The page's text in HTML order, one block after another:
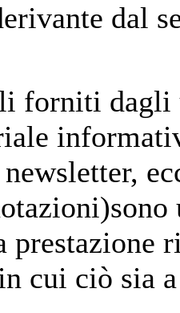
dal
forniti
cui ciò sia